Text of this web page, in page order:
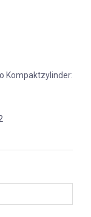
Kompaktzylinder: